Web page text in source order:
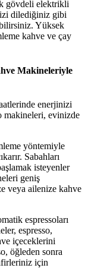
gövdeli elektrikli
dilediğiniz gibi
Yüksek
kahve ve çay
Makineleriyle
enerjinizi
makineleri, evinizde
yöntemiyle
Sabahları
isteyenler
geniş
veya ailenize kahve
espressoları
espresso,
içeceklerini
öğleden sonra
için